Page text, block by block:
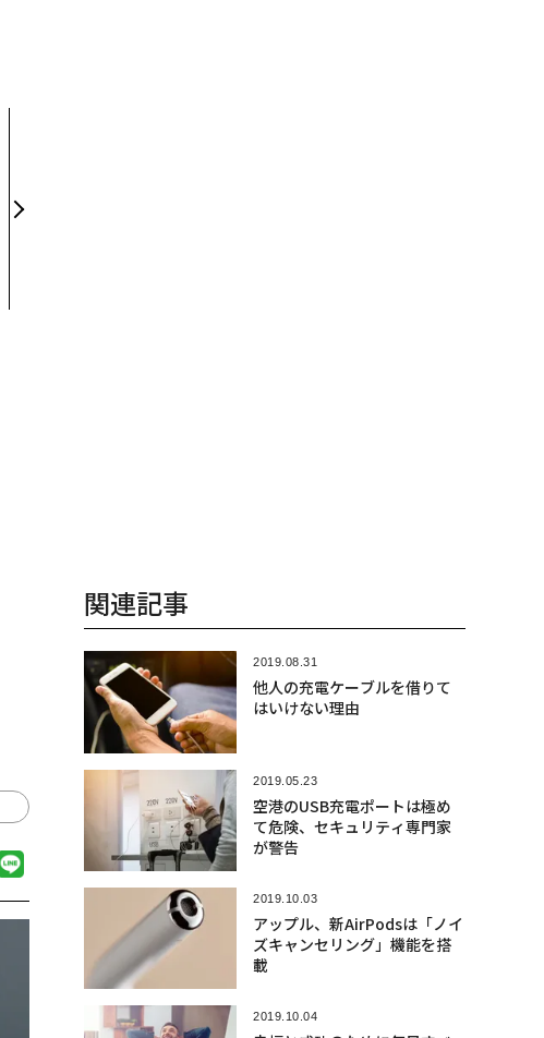
関連記事
2019.08.31
他人の充電ケーブルを借りて
はいけない理由
2019.05.23
空港のUSB充電ポートは極め
て危険、セキュリティ専門家
が警告
2019.10.03
アップル、新AirPodsは「ノイ
ズキャンセリング」機能を搭
載
2019.10.04